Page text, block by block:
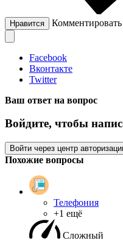
Нравится Комментировать
Facebook
Вконтакте
Twitter
Ваш ответ на вопрос
Войдите, чтобы
Войти через центр
Похожие вопросы
Телефония
+1 ещё
Сложный